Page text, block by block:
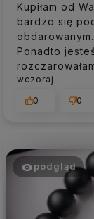
Kupiłam od
bardzo się
Ponadto
wczoraj
0
0
podgląd